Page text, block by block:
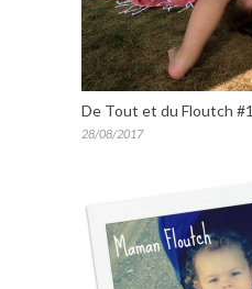
De Tout et du Floutch
28/08/2017